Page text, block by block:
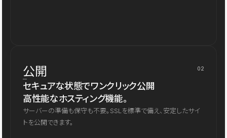
公開 02
セキュアな状態でワンクリック公開
高性能なホスティング機能。
サーバーの準備も保守も不要。SSLを標準で備え、安定したサイ
トを公開できます。